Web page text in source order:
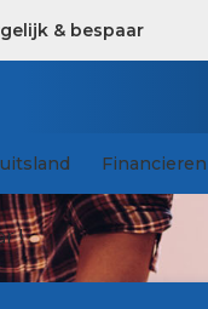
& bespaar
Financieren
!